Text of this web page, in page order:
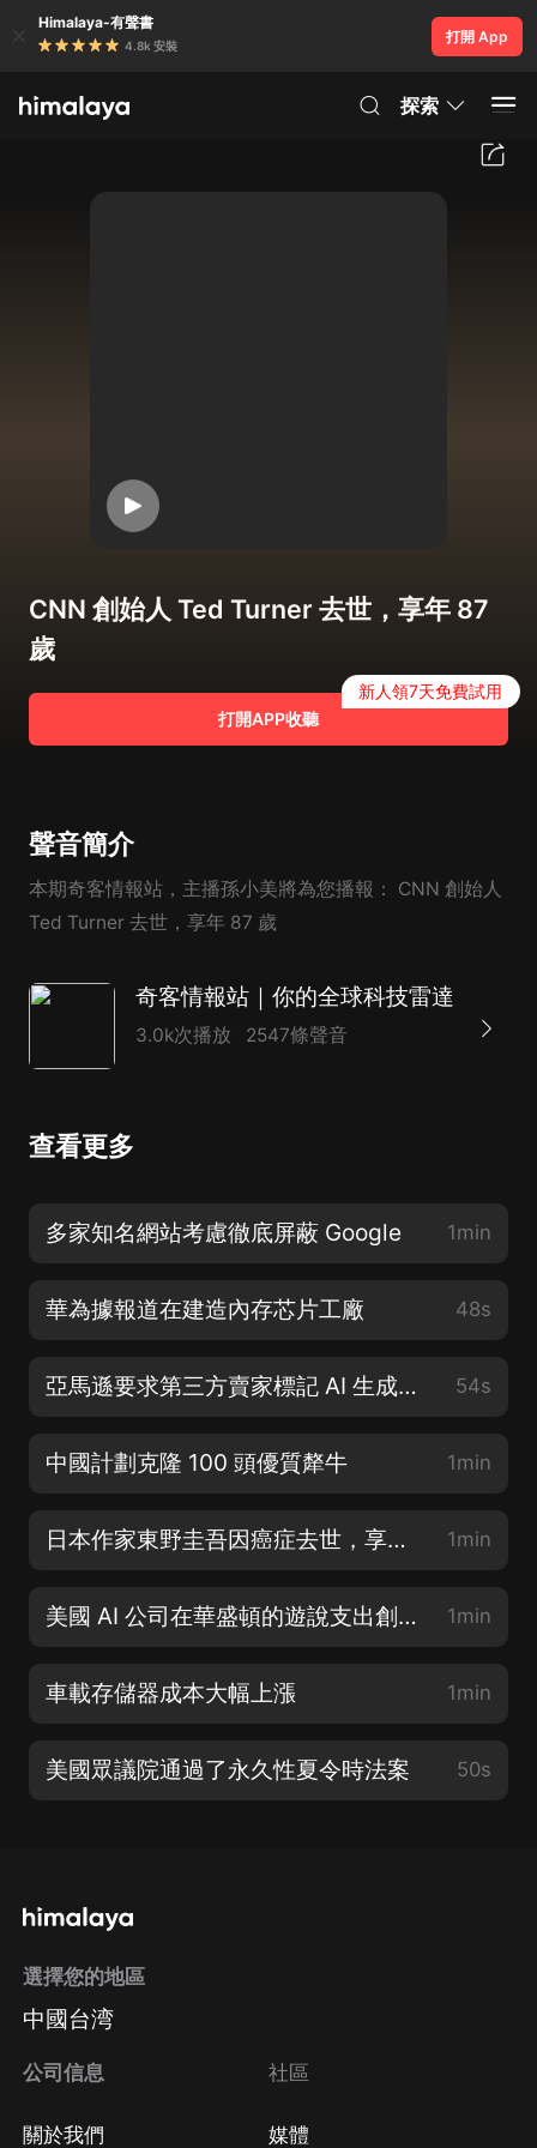
Himalaya-有聲書
4.8k 安裝
打開 App
探索
CNN 創始人 Ted Turner 去世，享年 87
歲
打開APP收聽
新人領7天免費試用
聲音簡介
本期奇客情報站，主播孫小美將為您播報： CNN 創始人
Ted Turner 去世，享年 87 歲
奇客情報站｜你的全球科技雷達
3.0k次播放 2547條聲音
查看更多
多家知名網站考慮徹底屏蔽 Google 1min
華為據報道在建造內存芯片工廠 48s
亞馬遜要求第三方賣家標記 AI 生成圖像 54s
中國計劃克隆 100 頭優質犛牛 1min
日本作家東野圭吾因癌症去世，享年 68 歲 1min
美國 AI 公司在華盛頓的遊說支出創下記錄 1min
車載存儲器成本大幅上漲 1min
美國眾議院通過了永久性夏令時法案 50s
選擇您的地區
中國台湾
公司信息
關於我們
社區
媒體